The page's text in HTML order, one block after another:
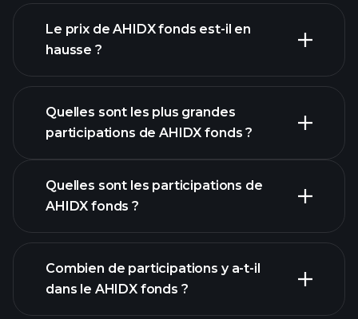
graphique avancé
Le prix de AHIDX fonds est-il en
hausse ?
graphique AHIDX fonds
Quelles sont les plus grandes
participations de AHIDX fonds ?
participations
Quelles sont les participations de
AHIDX fonds ?
Combien de participations y a-t-il
dans le AHIDX fonds ?